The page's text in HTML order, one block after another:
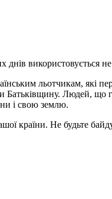
використовується не
льотчикам, які
Батьківщину. Людей,
і свою землю.
країни. Не будьте